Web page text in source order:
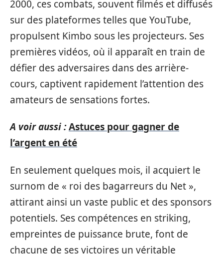
2000, ces combats, souvent filmés et diffusés
sur des plateformes telles que YouTube,
propulsent Kimbo sous les projecteurs. Ses
premières vidéos, où il apparaît en train de
défier des adversaires dans des arrière-
cours, captivent rapidement l’attention des
amateurs de sensations fortes.
A voir aussi :Astuces pour gagner de
l’argent en été
En seulement quelques mois, il acquiert le
surnom de « roi des bagarreurs du Net »,
attirant ainsi un vaste public et des sponsors
potentiels. Ses compétences en striking,
empreintes de puissance brute, font de
chacune de ses victoires un véritable